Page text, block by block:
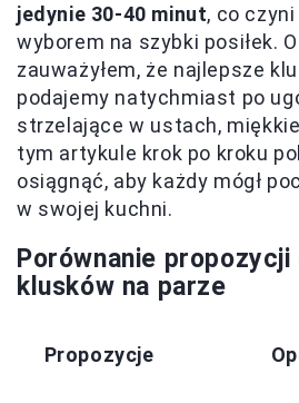
jedynie 30-40 minut, co
wyborem na szybki posiłek.
zauważyłem, że najlepsze
podajemy natychmiast po
strzelające w ustach,
tym artykule krok po kroku
osiągnąć, aby każdy mógł
w swojej kuchni.
Porównanie
klusków na parze
Propozycje